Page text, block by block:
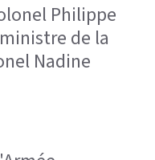
Philippe
de la
Nadine